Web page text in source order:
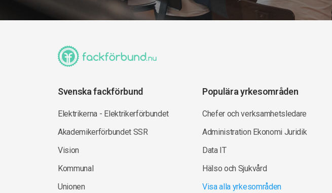
Svenska fackförbund
Elektrikerna - Elektrikerförbundet
Akademikerförbundet SSR
Vision
Kommunal
Unionen
Populära yrkesområden
Chefer och verksamhetsledare
Administration Ekonomi Juridik
Data IT
Hälso och Sjukvård
Visa alla yrkesområden